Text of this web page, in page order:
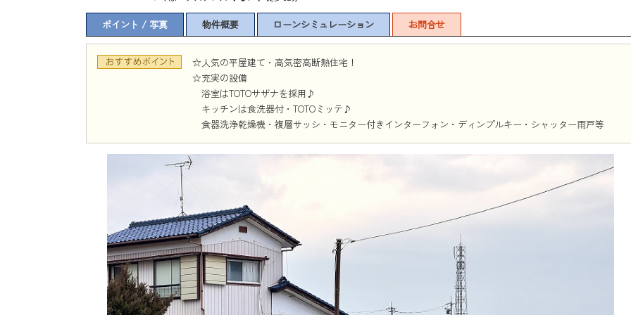
ポイント / 写真 物件概要 ローンシミュレーション お問合せ
☆人気の平屋建て・高気密高断熱住宅！
☆充実の設備
浴室はTOTOサザナを採用♪
キッチンは食洗器付・TOTOミッテ♪
食器洗浄乾燥機・複層サッシ・モニター付きインターフォン・ディンプルキー・シャッター雨戸等